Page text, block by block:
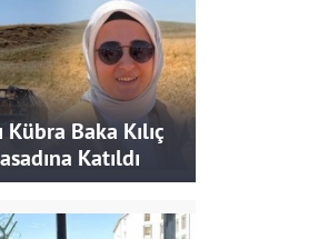
Kübra Baka Kılıç
Katıldı